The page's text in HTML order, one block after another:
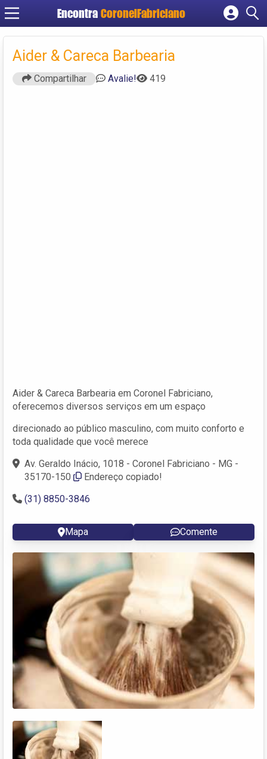
Encontra CoronelFabriciano
Cadastrar empresa
Criar conta
Aider & Careca Barbearia
Compartilhar Avalie! 419
Aider & Careca Barbearia em Coronel Fabriciano,
oferecemos diversos serviços em um espaço
direcionado ao público masculino, com muito conforto e
toda qualidade que você merece
Av. Geraldo Inácio, 1018 - Coronel Fabriciano - MG -
35170-150
Endereço copiado!
(31) 8850-3846
Mapa Comente